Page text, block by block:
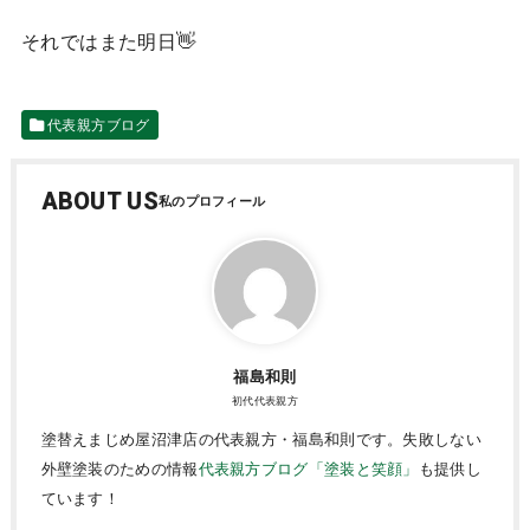
それではまた明日👋
代表親方ブログ
ABOUT US
福島和則
初代代表親方
塗替えまじめ屋沼津店の代表親方・福島和則です。失敗しない
外壁塗装のための情報代表親方ブログ「塗装と笑顔」
も提供し
ています！